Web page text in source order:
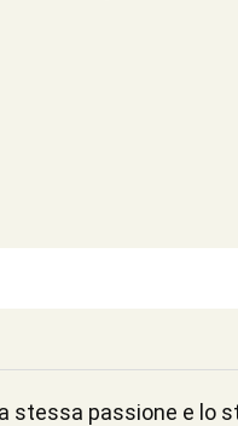
stessa passione e lo